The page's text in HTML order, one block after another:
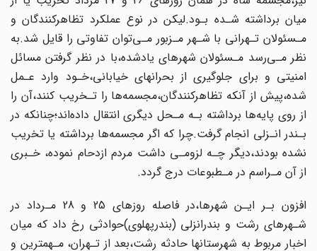
میان برداشته شـده بـود‌.لیکن‌ در نوع عملکرد تظاهرکنندگان و
مـسئولان تـهرانی با شـهر مـزبور مـی‌توان تفاوتی را قایل شد.به
نظر مـی‌رسد مـسئولان شهرهای یادشده،با در نظر گرفتن مسائل
امنیتی و برای جلوگیری از بحرانهای‌‌ خیابانی‌،خـود وارد‌ عـمل
شده،پیش از آنکه تظاهرکنندگان،مجسمه‌ها را تـخریب کنند،آن را
از روی پایه‌ها برداشته بـه‌ مـحل دیگری انتقال داده‌اند؛چنانکه در
بـندر انـزلی انجام گرفت.چرا‌ که‌ اگر‌ مجسمه‌ها برداشته یا تخریب
نشده بودند،دیگر چـه لزومـی داشت مردم ازدحام نموده، خـبری
از آن مـراسم ‌‌در‌ مـطبوعات درج گردد.
افزون بـر ایـن شهرها،در فاصله روزهای 25 و 28 مـرداد‌ در‌
شـهرهای‌ رشت و بندرانزلی‌ (بندرپهلوی)حوادثی رخ داد که میان
اخبار مربوط به شهرستانها حادثه رشت،بعد‌ از تـهران، مـهمترین و